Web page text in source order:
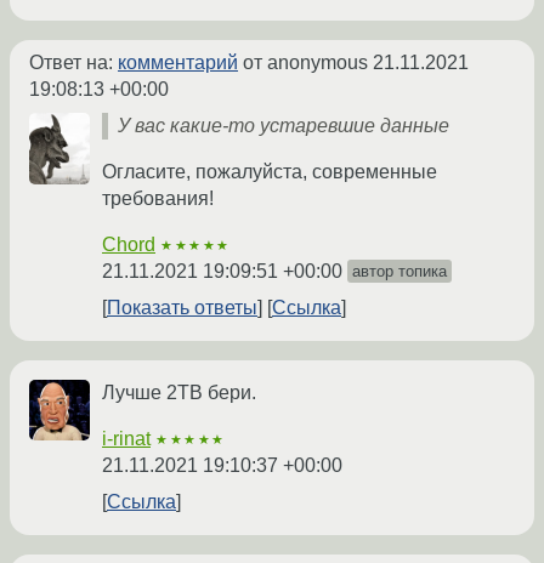
Ответ на: комментарий от anonymous 21.11.2021
19:08:13 +00:00
У вас какие-то устаревшие данные
Огласите, пожалуйста, современные
требования!
Chord ★★★★★
21.11.2021 19:09:51 +00:00 автор топика
Показать ответы Ссылка
Лучше 2TB бери.
i-rinat ★★★★★
21.11.2021 19:10:37 +00:00
Ссылка